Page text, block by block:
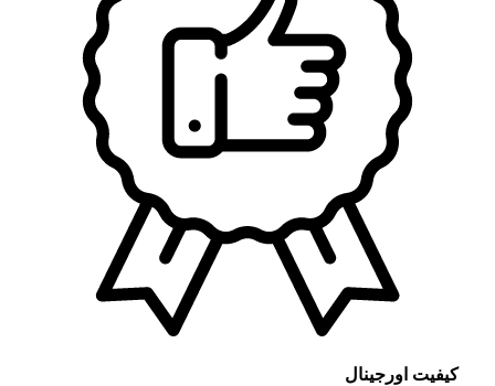
کیفیت اورجینال